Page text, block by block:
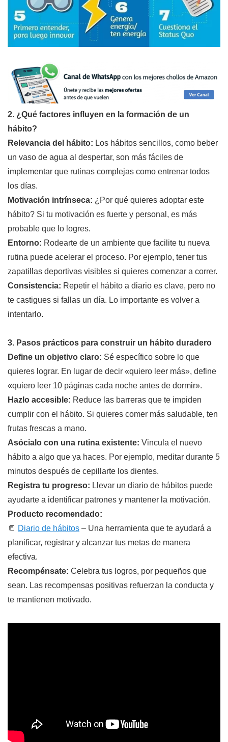
2. ¿Qué factores influyen en la formación de un
hábito?
Relevancia del hábito: Los hábitos sencillos, como beber
un vaso de agua al despertar, son más fáciles de
implementar que rutinas complejas como entrenar todos
los días.
Motivación intrínseca: ¿Por qué quieres adoptar este
hábito? Si tu motivación es fuerte y personal, es más
probable que lo logres.
Entorno: Rodearte de un ambiente que facilite tu nueva
rutina puede acelerar el proceso. Por ejemplo, tener tus
zapatillas deportivas visibles si quieres comenzar a correr.
Consistencia: Repetir el hábito a diario es clave, pero no
te castigues si fallas un día. Lo importante es volver a
intentarlo.
3. Pasos prácticos para construir un hábito duradero
Define un objetivo claro: Sé específico sobre lo que
quieres lograr. En lugar de decir «quiero leer más», define
«quiero leer 10 páginas cada noche antes de dormir».
Hazlo accesible: Reduce las barreras que te impiden
cumplir con el hábito. Si quieres comer más saludable, ten
frutas frescas a mano.
Asócialo con una rutina existente: Vincula el nuevo
hábito a algo que ya haces. Por ejemplo, meditar durante 5
minutos después de cepillarte los dientes.
Registra tu progreso: Llevar un diario de hábitos puede
ayudarte a identificar patrones y mantener la motivación.
Producto recomendado:
📒 Diario de hábitos – Una herramienta que te ayudará a
planificar, registrar y alcanzar tus metas de manera
efectiva.
Recompénsate: Celebra tus logros, por pequeños que
sean. Las recompensas positivas refuerzan la conducta y
te mantienen motivado.